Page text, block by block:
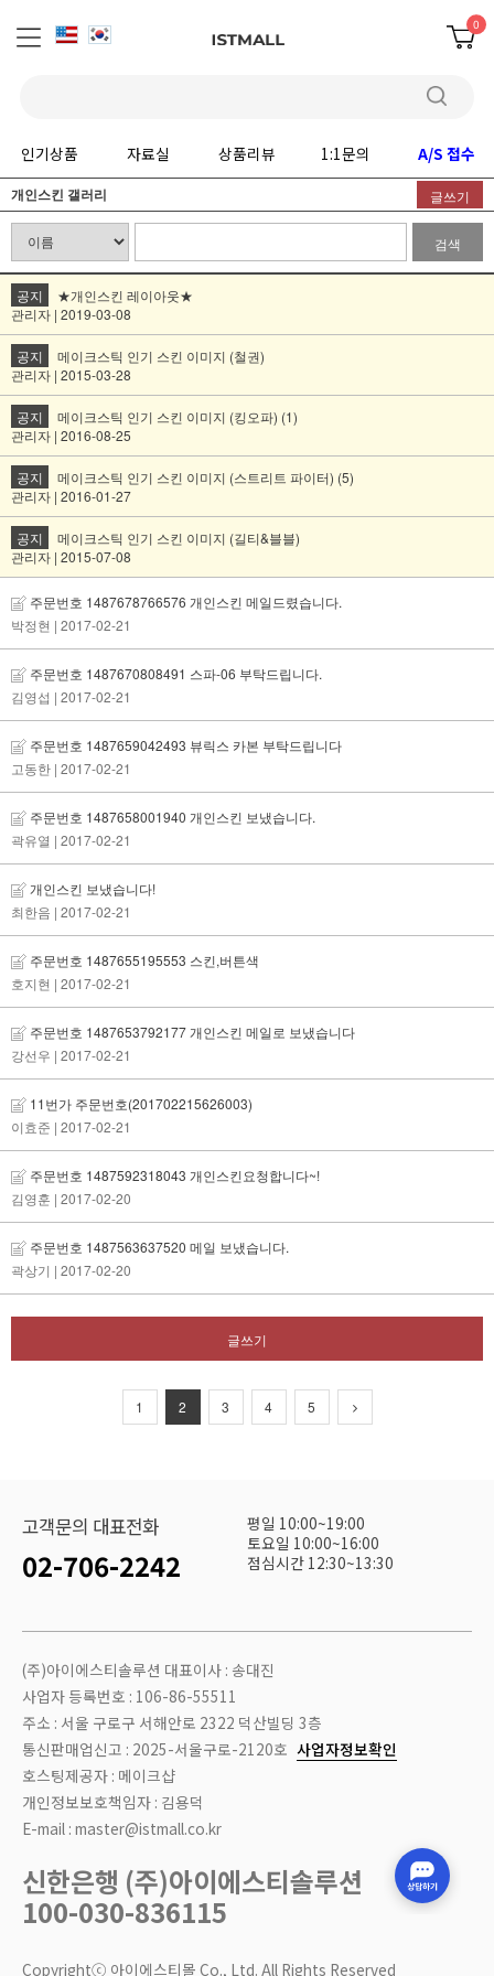
0
인기상품 자료실 상품리뷰 1:1문의 A/S 접수
개인스킨 갤러리 글쓰기
검색
공지
★개인스킨 레이아웃★
관리자 | 2019-03-08
공지
메이크스틱 인기 스킨 이미지 (철권)
관리자 | 2015-03-28
공지
메이크스틱 인기 스킨 이미지 (킹오파) (1)
관리자 | 2016-08-25
공지
메이크스틱 인기 스킨 이미지 (스트리트 파이터) (5)
관리자 | 2016-01-27
공지
메이크스틱 인기 스킨 이미지 (길티&블블)
관리자 | 2015-07-08
주문번호 1487678766576 개인스킨 메일드렸습니다.
박정현 | 2017-02-21
주문번호 1487670808491 스파-06 부탁드립니다.
김영섭 | 2017-02-21
주문번호 1487659042493 뷰릭스 카본 부탁드립니다
고동한 | 2017-02-21
주문번호 1487658001940 개인스킨 보냈습니다.
곽유열 | 2017-02-21
개인스킨 보냈습니다!
최한음 | 2017-02-21
주문번호 1487655195553 스킨,버튼색
호지현 | 2017-02-21
주문번호 1487653792177 개인스킨 메일로 보냈습니다
강선우 | 2017-02-21
11번가 주문번호(201702215626003)
이효준 | 2017-02-21
주문번호 1487592318043 개인스킨요청합니다~!
김영훈 | 2017-02-20
주문번호 1487563637520 메일 보냈습니다.
곽상기 | 2017-02-20
글쓰기
1 2 3 4 5
고객문의 대표전화
02-706-2242
평일 10:00~19:00
토요일 10:00~16:00
점심시간 12:30~13:30
(주)아이에스티솔루션 대표이사 : 송대진
사업자 등록번호 : 106-86-55511
주소 : 서울 구로구 서해안로 2322 덕산빌딩 3층
통신판매업신고 : 2025-서울구로-2120호 사업자정보확인
호스팅제공자 : 메이크샵
개인정보보호책임자 : 김용덕
E-mail : master@istmall.co.kr
신한은행 (주)아이에스티솔루션
100-030-836115
Copyrightⓒ 아이에스티몰 Co., Ltd. All Rights Reserved